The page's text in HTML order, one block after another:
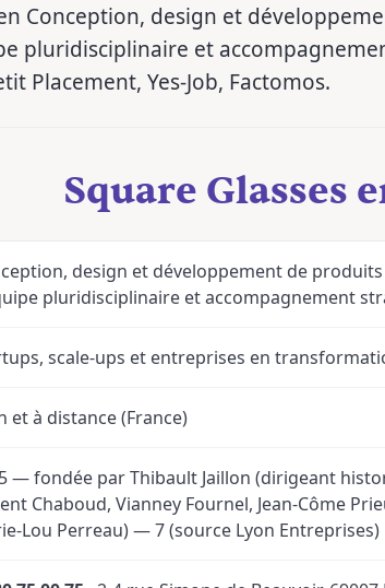
Conception, design et
pluridisciplinaire et
Placement, Yes-Job, Factomos.
Square Glasses
design et développement de
pluridisciplinaire et accompagnement
scale-ups et entreprises en
et à distance (France)
— fondée par Thibault Jaillon (dirigeant
Chaboud, Vianney Fournel, Jean-Côme
Lou Perreau) — 7 (source Lyon Entreprises)